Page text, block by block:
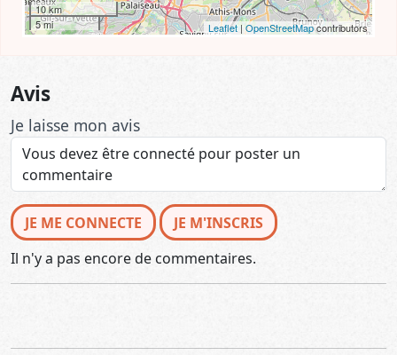
10 km
5 mi
Leaflet| OpenStreetMapcontributors
Avis
Je laisse mon avis
JE ME CONNECTE
JE M'INSCRIS
Il n'y a pas encore de commentaires.